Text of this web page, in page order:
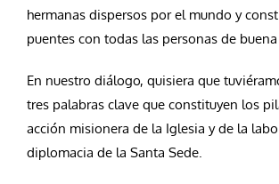
hermanas dispersos por el mundo y
puentes con todas las personas de
En nuestro diálogo, quisiera que
tres palabras clave que constituyen los
acción misionera de la Iglesia y de la
diplomacia de la Santa Sede.